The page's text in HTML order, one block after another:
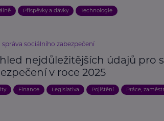
Příspěvky a dávky Technologie
správa sociálního zabezpečení
nejdůležitějších údajů pro
v roce 2025
Finance Legislativa Pojištění Práce,